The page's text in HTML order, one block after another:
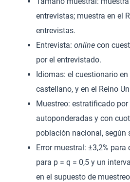
entrevistas; muestra en el
entrevistas.
Entrevista: online con
por el entrevistado.
Idiomas: el cuestionario
castellano, y en el Reino
Muestreo: estratificado
autoponderadas y con
población nacional, según
Error muestral: ±3,2%
para p = q = 0,5 y un
en el supuesto de